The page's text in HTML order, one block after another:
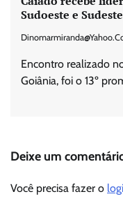
Sudoeste e
Encontro realizado
Goiânia, foi o 13º
Deixe um
Você precisa fazer o